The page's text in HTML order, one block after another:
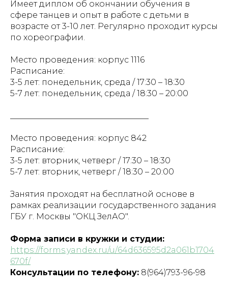
Имеет диплом об окончании обучения в
сфере танцев и опыт в работе с детьми в
возрасте от 3-10 лет. Регулярно проходит курсы
по хореографии.
Место проведения: корпус 1116
Расписание:
3-5 лет: понедельник, среда / 17:30 – 18:30
5-7 лет: понедельник, среда / 18:30 – 20:00
Место проведения: корпус 842
Расписание:
3-5 лет: вторник, четверг / 17:30 – 18:30
5-7 лет: вторник, четверг / 18:30 – 20:00
Занятия проходят на бесплатной основе в
рамках реализации государственного задания
ГБУ г. Москвы "ОКЦ ЗелАО".
Форма записи в кружки и студии:
https://forms.yandex.ru/u/64d636595d2a061b1704
670f/
Консультации по телефону: 8(964)793-96-98